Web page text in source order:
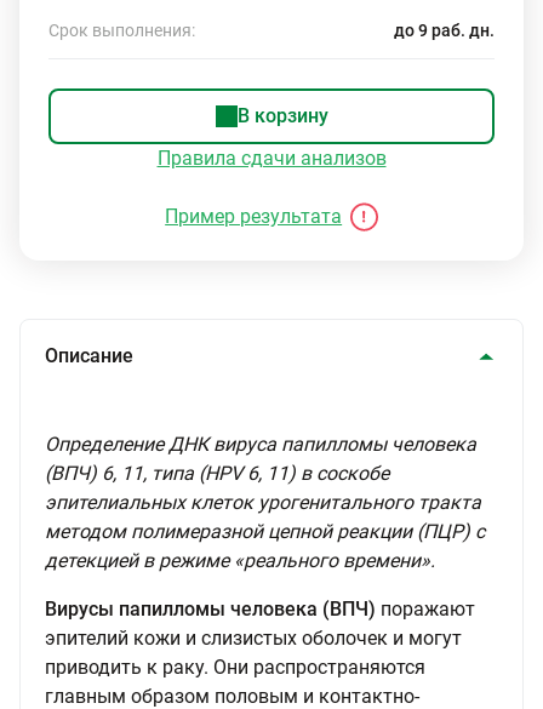
Срок выполнения: до 9 раб. дн.
В корзину
Правила сдачи анализов
Пример результата
Описание
Определение ДНК вируса папилломы человека
(ВПЧ) 6, 11, типа (HPV 6, 11) в соскобе
эпителиальных клеток урогенитального тракта
методом полимеразной цепной реакции (ПЦР) с
детекцией в режиме «реального времени».
Вирусы папилломы человека (ВПЧ) поражают
эпителий кожи и слизистых оболочек и могут
приводить к раку. Они распространяются
главным образом половым и контактно-